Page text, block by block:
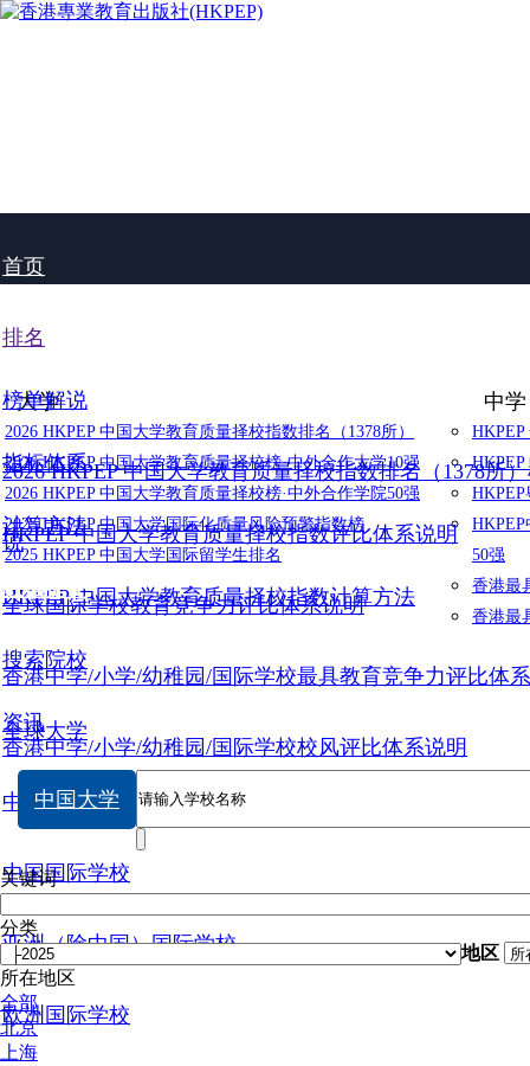
首页
排名
大学
2026 HKPEP 中国大学教育质量择校指数排名（1378所）
2026 HKPEP 中国大学教育质量择校榜·中外合作大学10强
2026 HKPEP 中国大学教育质量择校榜·中外合作学院50强
2025 HKPEP 中国大学国际化质量风险预警指数榜
2025 HKPEP 中国大学国际留学生排名
中学
50强
香港最
香港最
榜单解说
2026 HKPEP 中国大学教育质量择校指数排名（1378所
说
指标体系
HKPEP 中国大学教育质量择校指数评比体系说明
全球国际学校教育竞争力评比体系说明
香港中学/小学/幼稚园/国际学校最具教育竞争力评比体
香港中学/小学/幼稚园/国际学校校风评比体系说明
计算方法
HKPEP 中国大学教育质量择校指数计算方法
数据提交
搜索院校
全球大学
中国大学
中国国际学校
亚洲（除中国）国际学校
欧洲国际学校
资讯
中国大学
关键词
分类
地区
所在地区
全部
北京
上海